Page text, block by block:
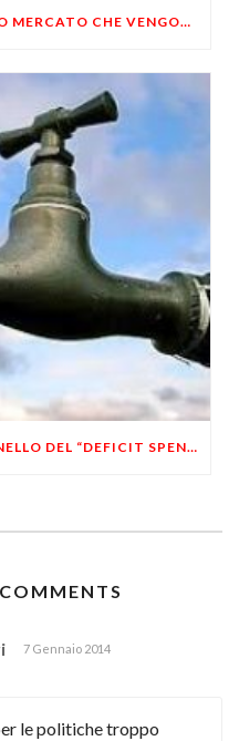
FARNETICAZIONI SUL LIBERO MERCATO CHE VENGONO DA LONTANO
E DAGLI COL SOLITO RITORNELLO DEL “DEFICIT SPENDING”
7 Gennaio 2014
le politiche troppo